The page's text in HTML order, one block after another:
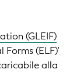
(GLEIF)
(ELF)'
alla